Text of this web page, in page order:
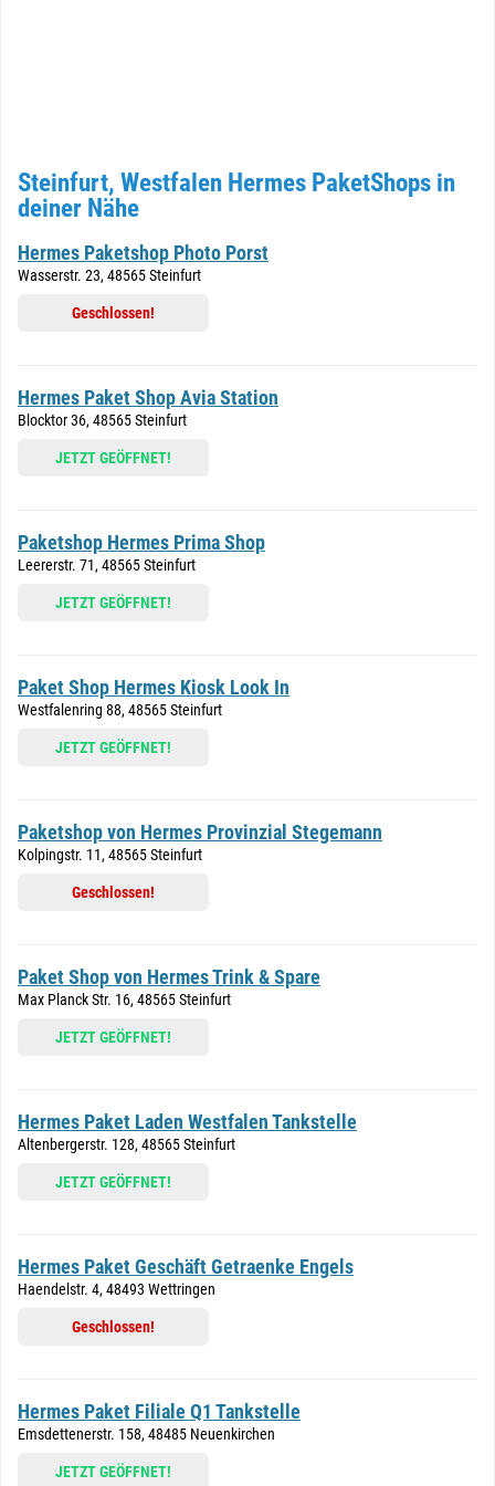
Steinfurt, Westfalen Hermes PaketShops in
deiner Nähe
Hermes Paketshop Photo Porst
Wasserstr. 23, 48565 Steinfurt
Geschlossen!
Hermes Paket Shop Avia Station
Blocktor 36, 48565 Steinfurt
JETZT GEÖFFNET!
Paketshop Hermes Prima Shop
Leererstr. 71, 48565 Steinfurt
JETZT GEÖFFNET!
Paket Shop Hermes Kiosk Look In
Westfalenring 88, 48565 Steinfurt
JETZT GEÖFFNET!
Paketshop von Hermes Provinzial Stegemann
Kolpingstr. 11, 48565 Steinfurt
Geschlossen!
Paket Shop von Hermes Trink & Spare
Max Planck Str. 16, 48565 Steinfurt
JETZT GEÖFFNET!
Hermes Paket Laden Westfalen Tankstelle
Altenbergerstr. 128, 48565 Steinfurt
JETZT GEÖFFNET!
Hermes Paket Geschäft Getraenke Engels
Haendelstr. 4, 48493 Wettringen
Geschlossen!
Hermes Paket Filiale Q1 Tankstelle
Emsdettenerstr. 158, 48485 Neuenkirchen
JETZT GEÖFFNET!